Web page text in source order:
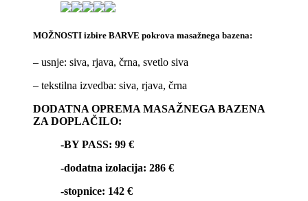
MOŽNOSTI izbire BARVE pokrova masažnega bazena:
– usnje: siva, rjava, črna, svetlo siva
– tekstilna izvedba: siva, rjava, črna
DODATNA OPREMA MASAŽNEGA BAZENA
ZA DOPLAČILO:
-BY PASS: 99 €
-dodatna izolacija: 286 €
-stopnice: 142 €